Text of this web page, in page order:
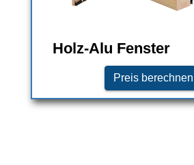
Holz-Alu Fenster
Preis berechnen